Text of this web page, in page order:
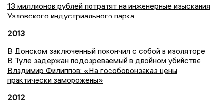
13 миллионов рублей потратят на инженерные изыскания
Узловского индустриального парка
2013
В Донском заключенный покончил с собой в изоляторе
В Туле задержан подозреваемый в двойном убийстве
Владимир Филиппов: «На гособоронзаказ цены
практически заморожены»
2012